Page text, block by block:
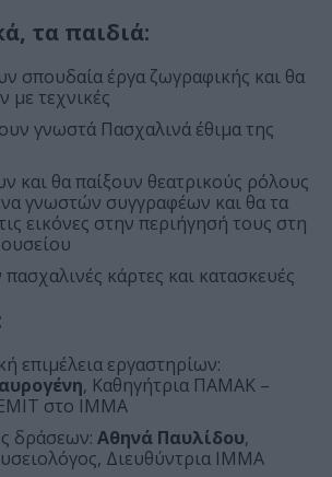
τα παιδιά:
σπουδαία έργα ζωγραφικής και θα
με τεχνικές
γνωστά Πασχαλινά έθιμα της
και θα παίξουν θεατρικούς ρόλους
γνωστών συγγραφέων και θα τα
εικόνες στην περιήγησή τους στη
κάρτες και κατασκευές
επιμέλεια εργαστηρίων:
, Καθηγήτρια ΠΑΜΑΚ –
στο ΙΜΜΑ
δράσεων: Αθηνά Παυλίδου,
Διευθύντρια ΙΜΜΑ